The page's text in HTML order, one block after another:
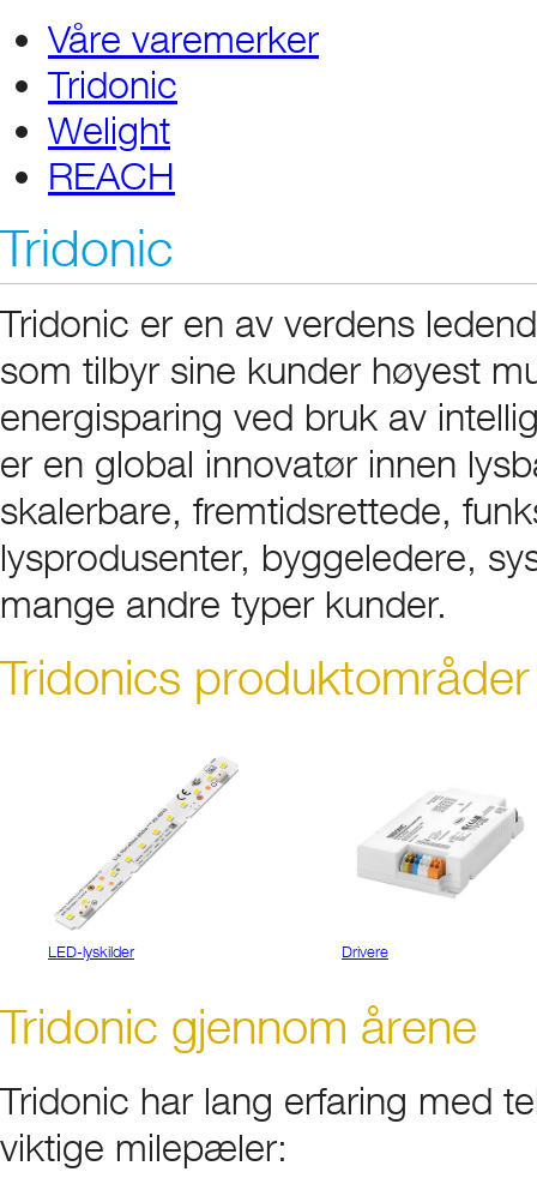
Våre varemerker
Tridonic
Welight
REACH
Tridonic
Tridonic er en av verdens
som tilbyr sine kunder høyest
energisparing ved bruk av
er en global innovatør innen
skalerbare, fremtidsrettede,
lysprodusenter, byggeledere,
mange andre typer kunder.
Tridonics produktområder
LED-lyskilder Drivere
Tridonic gjennom årene
Tridonic har lang erfaring med
viktige milepæler: